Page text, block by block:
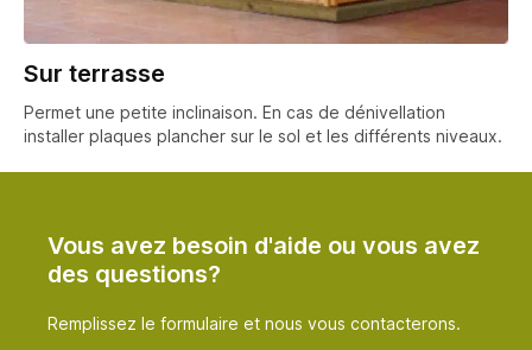
Sur terrasse
Permet une petite inclinaison. En cas de dénivellation
installer plaques plancher sur le sol et les différents niveaux.
Vous avez besoin d'aide ou vous avez
des questions?
Remplissez le formulaire et nous vous contacterons.